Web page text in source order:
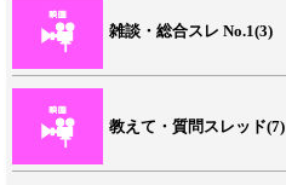
雑談・総合スレ No.1(3)
教えて・質問スレッド(7)